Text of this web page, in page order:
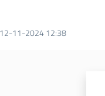
12-11-2024 12:38